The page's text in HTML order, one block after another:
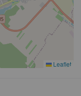
Leaflet